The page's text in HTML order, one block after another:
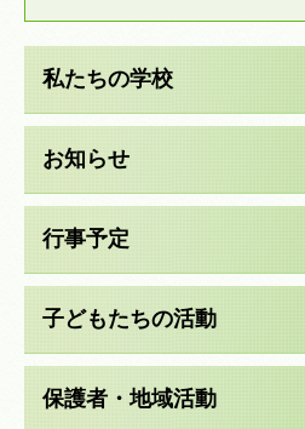
私たちの学校
お知らせ
行事予定
子どもたちの活動
保護者・地域活動